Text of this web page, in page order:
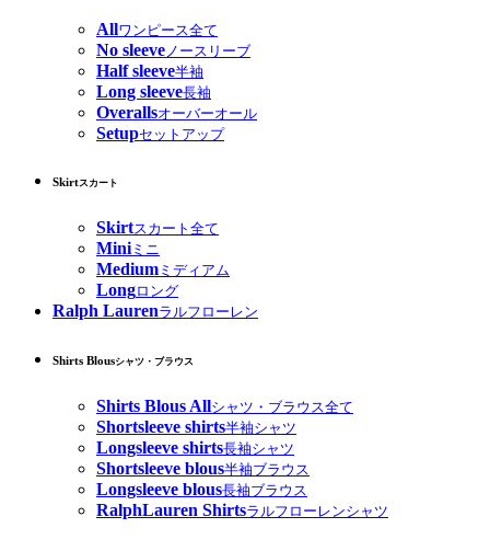
Allワンピース全て
No sleeve ノースリーブ
Half sleeve半袖
Long sleeve長袖
Overallsオーバーオール
Setupセットアップ
Skirtスカート
Skirtスカート全て
Miniミニ
Medium ミディアム
Longロング
Ralph Laurenラルフローレン
Shirts Blousシャツ・ブラウス
Shirts Blous Allシャツ・ブラウス全て
Shortsleeve shirts半袖シャツ
Longsleeve shirts長袖シャツ
Shortsleeve blous半袖ブラウス
Longsleeve blous長袖ブラウス
RalphLauren Shirtsラルフローレンシャツ